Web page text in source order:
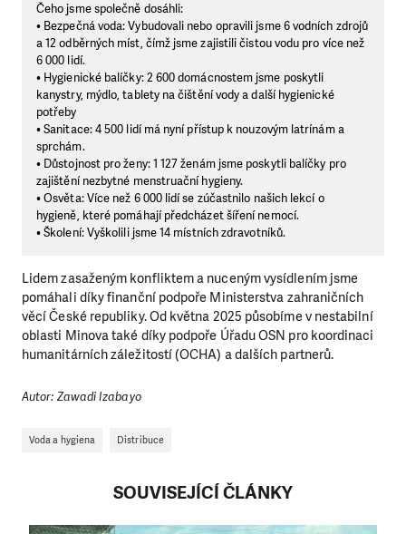
Čeho jsme společně dosáhli:
• Bezpečná voda: Vybudovali nebo opravili jsme 6 vodních zdrojů
a 12 odběrných míst, čímž jsme zajistili čistou vodu pro více než
6 000 lidí.
• Hygienické balíčky: 2 600 domácnostem jsme poskytli
kanystry, mýdlo, tablety na čištění vody a další hygienické
potřeby
• Sanitace: 4 500 lidí má nyní přístup k nouzovým latrínám a
sprchám.
• Důstojnost pro ženy: 1 127 ženám jsme poskytli balíčky pro
zajištění nezbytné menstruační hygieny.
• Osvěta: Více než 6 000 lidí se zúčastnilo našich lekcí o
hygieně, které pomáhají předcházet šíření nemocí.
• Školení: Vyškolili jsme 14 místních zdravotníků.
Lidem zasaženým konfliktem a nuceným vysídlením jsme
pomáhali díky finanční podpoře Ministerstva zahraničních
věcí České republiky. Od května 2025 působíme v nestabilní
oblasti Minova také díky podpoře Úřadu OSN pro koordinaci
humanitárních záležitostí (OCHA) a dalších partnerů.
Autor: Zawadi Izabayo
Voda a hygiena Distribuce
SOUVISEJÍCÍ ČLÁNKY